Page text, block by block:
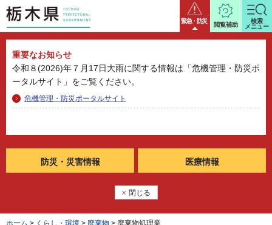
栃木県 緊急・防災
重要なお知らせ
令和８(2026)年７月17日大雨に関する情報は「危機管理・防災ポ
ータルサイト」をご覧ください。
危機管理・防災ポータルサイト
防災・ 災害情報 医療情報
閉じる
閲覧補助
検索
メニュー
ホーム > くらし・環境 > 廃棄物 > 廃棄物処理業